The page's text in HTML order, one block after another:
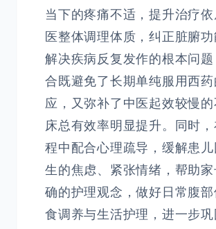
当下的疼痛不适，提升治疗依
医整体调理体质，纠正脏腑功
解决疾病反复发作的根本问
合既避免了长期单纯服用西药
应，又弥补了中医起效较慢
床总有效率明显提升。同时
程中配合心理疏导，缓解患
生的焦虑、紧张情绪，帮助
确的护理观念，做好日常腹
食调养与生活护理，进一步